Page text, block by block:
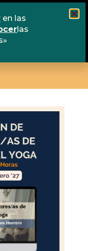
en las
las